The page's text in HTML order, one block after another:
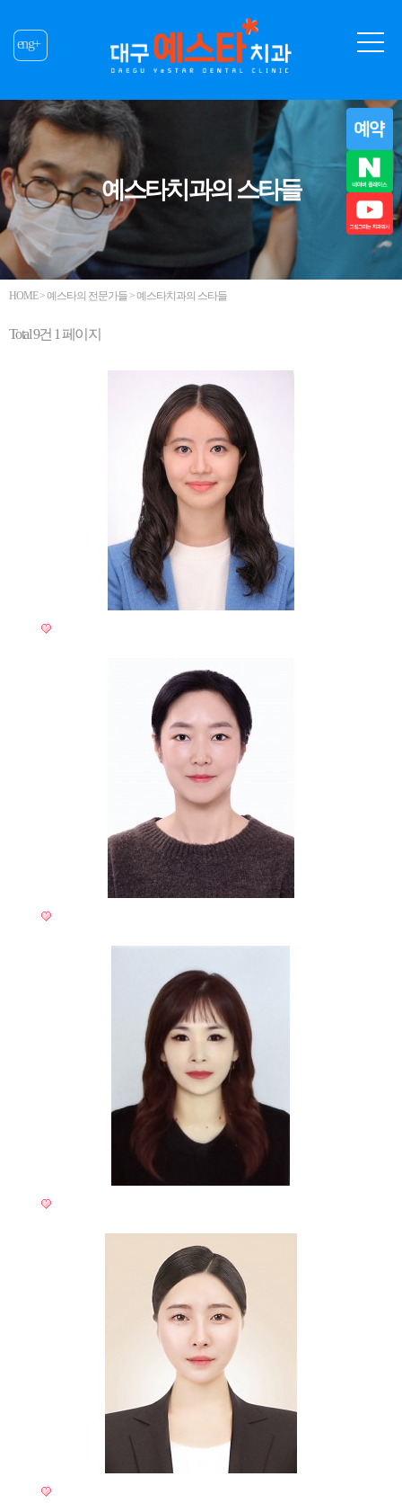
eng+
예스타치과의 스타들
HOME > 예스타의 전문가들 > 예스타치과의 스타들
Total 9건 1 페이지